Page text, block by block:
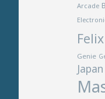
Arcade
Felix
Genie
Japan